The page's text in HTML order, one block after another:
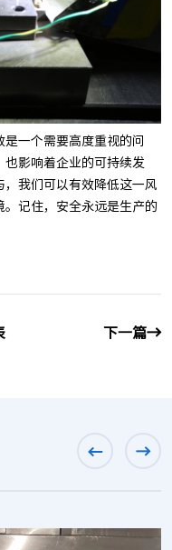
一个需要高度重视的问
影响着企业的可持续发
我们可以有效降低这一风
。记住，安全永远是生产的
下一篇